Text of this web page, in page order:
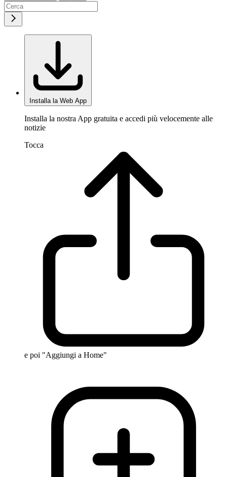
Installa la Web App
Installa la nostra App gratuita e accedi più velocemente alle
notizie
Tocca
e poi "Aggiungi a Home"